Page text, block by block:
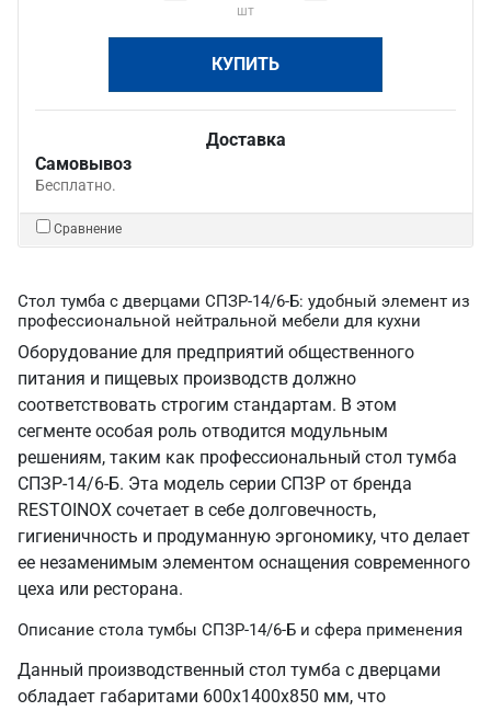
шт
КУПИТЬ
Доставка
Самовывоз
Бесплатно.
Сравнение
Стол тумба с дверцами СПЗР-14/6-Б: удобный элемент из
профессиональной нейтральной мебели для кухни
Оборудование для предприятий общественного
питания и пищевых производств должно
соответствовать строгим стандартам. В этом
сегменте особая роль отводится модульным
решениям, таким как профессиональный стол тумба
СПЗР-14/6-Б. Эта модель серии СПЗР от бренда
RESTOINOX сочетает в себе долговечность,
гигиеничность и продуманную эргономику, что делает
ее незаменимым элементом оснащения современного
цеха или ресторана.
Описание стола тумбы СПЗР-14/6-Б и сфера применения
Данный производственный стол тумба с дверцами
обладает габаритами 600х1400х850 мм, что